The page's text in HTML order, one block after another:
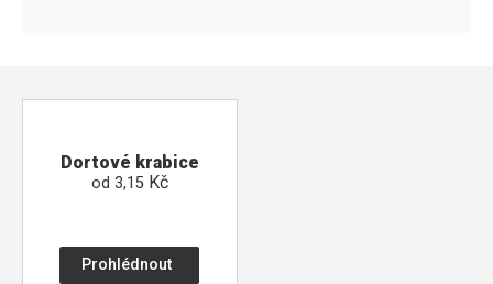
Dortové krabice
od 3,15 Kč
Prohlédnout